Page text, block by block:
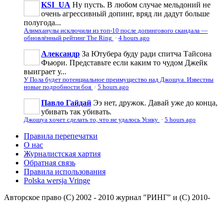
KSI_UA Ну пусть. В любом случае мельдоний не
очень агрессивньій допинг, вряд ли дадут больше
полугода...
Алимханулы исключили из топ-10 после допингового скандала —
обновлённый рейтинг The Ring · 4 hours ago
Александр За Ютубера буду ради спитча Тайсона
Фьюри. Представьте если каким то чудом Джейк
выиграет у...
У Пола будет потенциальное преимущество над Джошуа. Известны
новые подробности боя · 5 hours ago
Павло Гайдай Ээ нет, дружок. Давай уже до конца,
убивать так убивать.
Джошуа хочет сделать то, что не удалось Усику · 5 hours ago
Правила перепечатки
О нас
Журналистская хартия
Обратная связь
Правила использования
Polska wersja Vringe
Авторское право (С) 2002 - 2010 журнал "РИНГ" и (С) 2010-